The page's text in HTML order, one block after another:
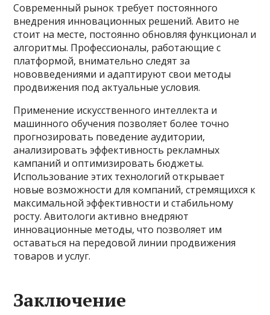
Современный рынок требует постоянного
внедрения инновационных решений. Авито не
стоит на месте, постоянно обновляя функционал и
алгоритмы. Профессионалы, работающие с
платформой, внимательно следят за
нововведениями и адаптируют свои методы
продвижения под актуальные условия.
Применение искусственного интеллекта и
машинного обучения позволяет более точно
прогнозировать поведение аудитории,
анализировать эффективность рекламных
кампаний и оптимизировать бюджеты.
Использование этих технологий открывает
новые возможности для компаний, стремящихся к
максимальной эффективности и стабильному
росту. Авитологи активно внедряют
инновационные методы, что позволяет им
оставаться на передовой линии продвижения
товаров и услуг.
Заключение